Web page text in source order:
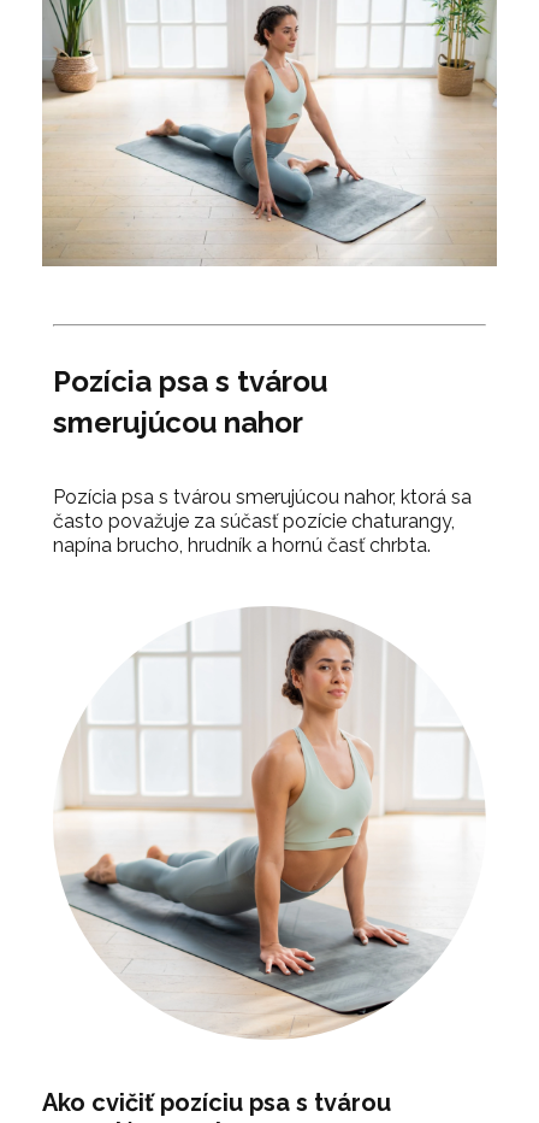
Pozícia psa s tvárou
smerujúcou nahor
Pozícia psa s tvárou smerujúcou nahor, ktorá sa
často považuje za súčasť pozície chaturangy,
napína brucho, hrudník a hornú časť chrbta.
Ako cvičiť pozíciu psa s tvárou